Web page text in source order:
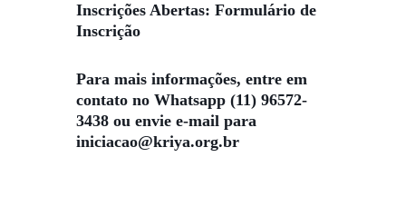
Inscrições Abertas: Formulário de
Inscrição
Para mais informações, entre em
contato no Whatsapp (11) 96572-
3438 ou envie e-mail para
iniciacao@kriya.org.br